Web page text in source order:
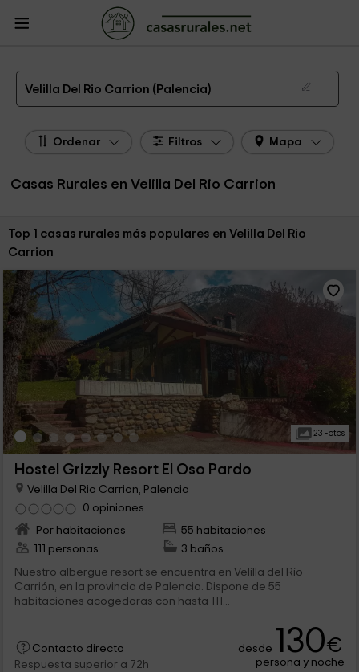
Casas Rurales
Rurales Palencia
Casas Rurales Velilla Del Rio Carrion
Las 1 mejores casas rurales en Velilla Del Rio Carrion de 2026
Velilla Del Rio Carrion (Palencia)
Ordenar Filtros Mapa
Casas Rurales en Velilla Del Rio Carrion
Ordenar por:
Top 1 casas rurales más populares en Velilla Del Rio
Carrion
23 Fotos
Hostel Grizzly Resort El Oso Pardo
Velilla Del Rio Carrion, Palencia
0 opiniones
Por habitaciones
55 habitaciones
111 personas
3 baños
Nuestro albergue resort se encuentra en Velilla del Río
Carrión, en la provincia de Palencia. Dispone de 55
habitaciones acogedoras con hasta 111...
Contacto directo
Respuesta superior a 72h
desde 130€
persona y noche